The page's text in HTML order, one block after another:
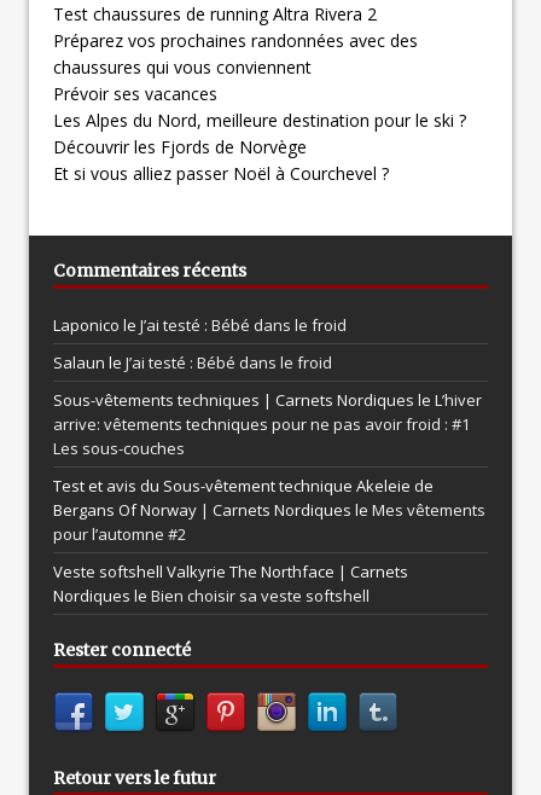
Test chaussures de running Altra Rivera 2
Préparez vos prochaines randonnées avec des
chaussures qui vous conviennent
Prévoir ses vacances
Les Alpes du Nord, meilleure destination pour le ski ?
Découvrir les Fjords de Norvège
Et si vous alliez passer Noël à Courchevel ?
Commentaires récents
Laponico le J’ai testé : Bébé dans le froid
Salaun le J’ai testé : Bébé dans le froid
Sous-vêtements techniques | Carnets Nordiques le L’hiver
arrive: vêtements techniques pour ne pas avoir froid : #1
Les sous-couches
Test et avis du Sous-vêtement technique Akeleie de
Bergans Of Norway | Carnets Nordiques le Mes vêtements
pour l’automne #2
Veste softshell Valkyrie The Northface | Carnets
Nordiques le Bien choisir sa veste softshell
Rester connecté
Retour vers le futur